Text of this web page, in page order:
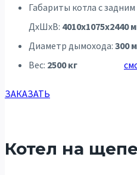
Габариты котла с
ДхШхВ: 4010х1075х2440
Диаметр дымохода: 300
Вес: 2500 кг
ЗАКАЗАТЬ
Котел на щепе